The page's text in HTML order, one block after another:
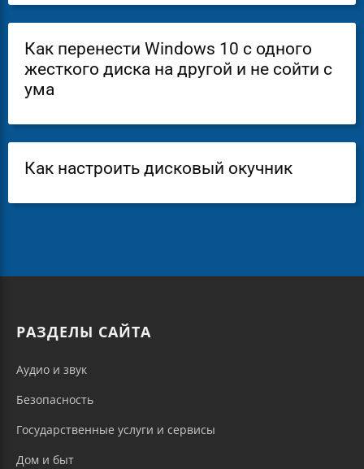
Как перенести Windows 10 с одного
жесткого диска на другой и не сойти с
ума
Как настроить дисковый окучник
РАЗДЕЛЫ САЙТА
Аудио и звук
Безопасность
Государственные услуги и сервисы
Дом и быт